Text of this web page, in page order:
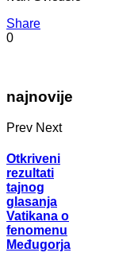
Share
0
najnovije
Prev Next
Otkriveni
rezultati
tajnog
glasanja
Vatikana o
fenomenu
Međugorja